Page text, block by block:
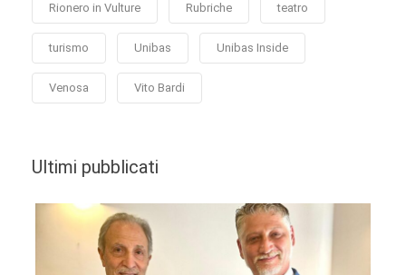
Rionero in Vulture Rubriche teatro
turismo Unibas Unibas Inside
Venosa Vito Bardi
Ultimi pubblicati